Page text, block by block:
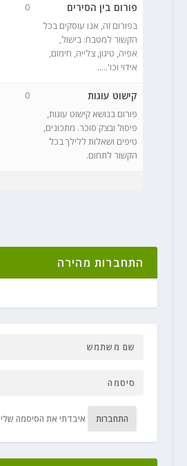
פורום בין הסירים
בפורום זה, אנו עוסקים בכל
הקשור למטבח: בישול,
אפיה, טיגון, צלייה, חימום,
אידוי וכו'.....
0
קישוט עוגות
פורום בנושא קישוט עוגות,
פיסול ובצק סוכר. מתכונים,
טיפים ושאלות ללילך בכל
הקשור לתחום.
0
התחברות מהירה
התחברות איבדתי את הסיסמה שלי